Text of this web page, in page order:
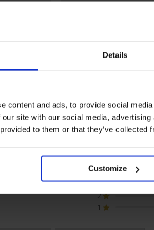
Details
content and ads, to provide social
site with our social media,
to them or that they’ve
Customize
костюм
Отстъпка -70%
Долнище на бански
НА ПРОДУКТ Долнище на
4
3
2
1